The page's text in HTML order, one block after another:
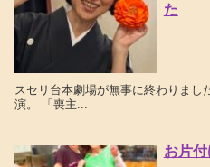
た
スセリ台本劇場が無事に終わりまし
演。 「喪主...
お片付